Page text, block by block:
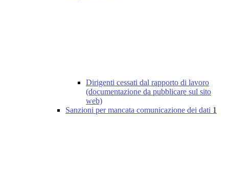
Dirigenti cessati dal rapporto di lavoro
(documentazione da pubblicare sul sito
web)
Sanzioni per mancata comunicazione dei dati 1